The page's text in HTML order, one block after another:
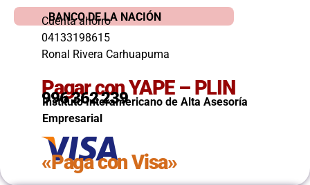
BANCO DE LA NACIÓN
Cuenta ahorro
04133198615
Ronal Rivera Carhuapuma
Pagar con YAPE – PLIN
996 362 239
Instituto Interamericano de Alta Asesoría
Empresarial
«Paga con Visa»